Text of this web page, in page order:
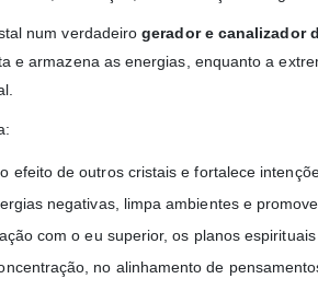
num verdadeirogerador e canalizador
e armazena as energias, enquanto a
efeito de outros cristais e fortalece
negativas, limpa ambientes e
com o eu superior, os planos
no alinhamento de